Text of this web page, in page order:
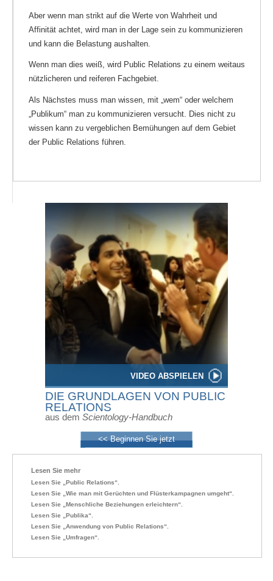
VIDEO ABSPIELEN
DIE GRUNDLAGEN VON PUBLIC
RELATIONS
aus dem Scientology-Handbuch
<< Beginnen Sie jetzt
Aber wenn man strikt auf die Werte von Wahrheit und
Affinität achtet, wird man in der Lage sein zu kommunizieren
und kann die Belastung aushalten.
Wenn man dies weiß, wird Public Relations zu einem weitaus
nützlicheren und reiferen Fachgebiet.
Als Nächstes muss man wissen, mit „wem“ oder welchem
„Publikum“ man zu kommunizieren versucht. Dies nicht zu
wissen kann zu vergeblichen Bemühungen auf dem Gebiet
der Public Relations führen.
Lesen Sie mehr
Lesen Sie „Public Relations“.
Lesen Sie „Wie man mit Gerüchten und Flüsterkampagnen umgeht“.
Lesen Sie „Menschliche Beziehungen erleichtern“.
Lesen Sie „Publika“.
Lesen Sie „Anwendung von Public Relations“.
Lesen Sie „Umfragen“.